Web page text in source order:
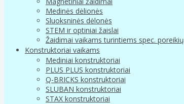
Medinės dėlionės
Sluoksninės dėlonės
STEM ir optiniai žaislai
Žaidimai vaikams turintiems spec. poreikių
Konstruktoriai vaikams
Mediniai konstruktoriai
PLUS PLUS konstruktoriai
Q-BRICKS konstruktoriai
SLUBAN konstruktoriai
STAX konstruktoriai